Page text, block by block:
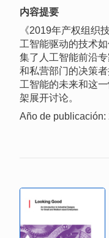
内容提要
《2019年产权组织
工智能驱动的技术
集了人工智能前沿
和私营部门的决策
工智能的未来和这
架展开讨论。
Año de publicación: